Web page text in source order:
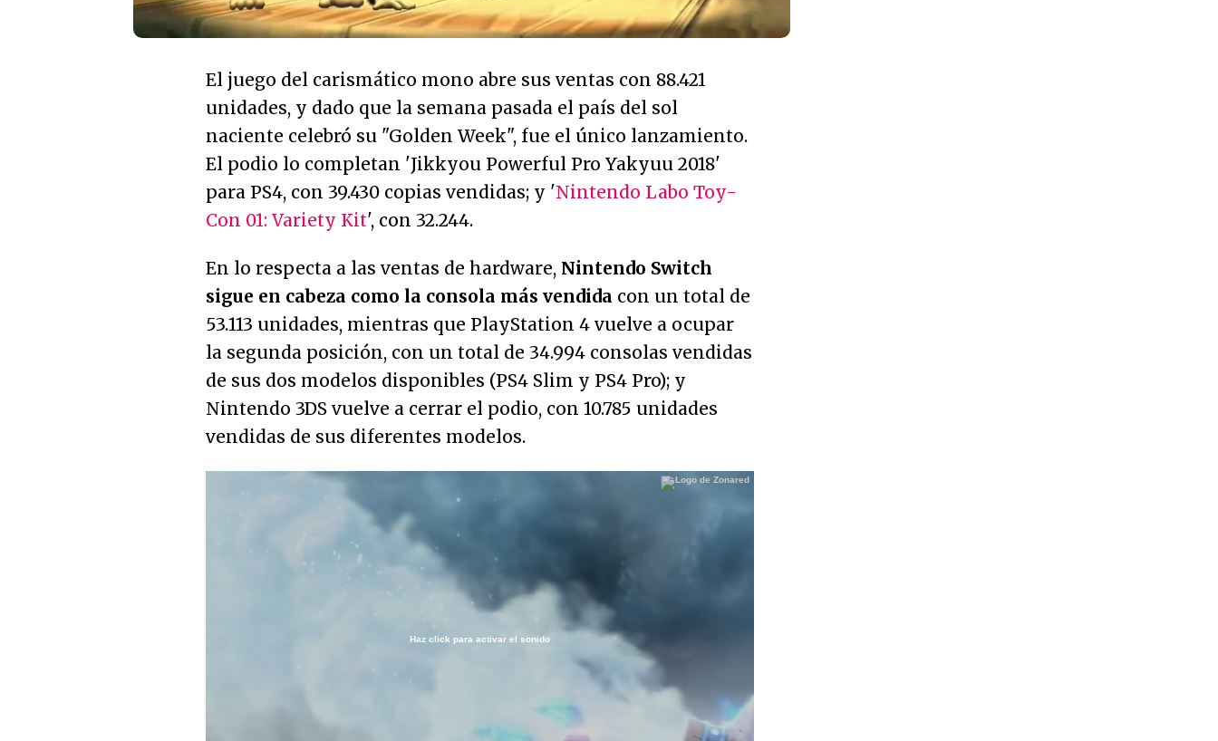
El juego del carismático mono abre sus ventas con 88.421
unidades, y dado que la semana pasada el país del sol
naciente celebró su "Golden Week", fue el único lanzamiento.
El podio lo completan 'Jikkyou Powerful Pro Yakyuu 2018'
para PS4, con 39.430 copias vendidas; y 'Nintendo Labo Toy-
Con 01: Variety Kit', con 32.244.
En lo respecta a las ventas de hardware, Nintendo Switch
sigue en cabeza como la consola más vendida con un total de
53.113 unidades, mientras que PlayStation 4 vuelve a ocupar
la segunda posición, con un total de 34.994 consolas vendidas
de sus dos modelos disponibles (PS4 Slim y PS4 Pro); y
Nintendo 3DS vuelve a cerrar el podio, con 10.785 unidades
vendidas de sus diferentes modelos.
Haz click para activar el sonido